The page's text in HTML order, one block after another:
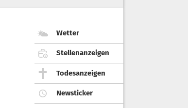
Wetter
Stellenanzeigen
Todesanzeigen
Newsticker